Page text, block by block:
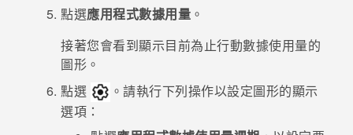
點選應用程式數據用量 。
接著您會看到顯示目前為止行動數據使用量的
圖形。
點選
。請執行下列操作以設定圖形的顯示
選項：